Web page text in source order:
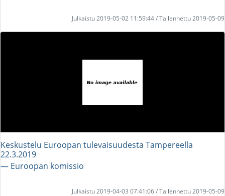
Julkaistu 2019-05-02 11:59:44 / Tallennettu 2019-05-09
Keskustelu Euroopan tulevaisuudesta Tampereella
22.3.2019
― Euroopan komissio
Julkaistu 2019-04-03 07:41:06 / Tallennettu 2019-05-09